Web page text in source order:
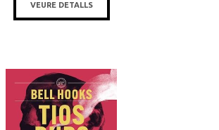
VEURE DETALLS